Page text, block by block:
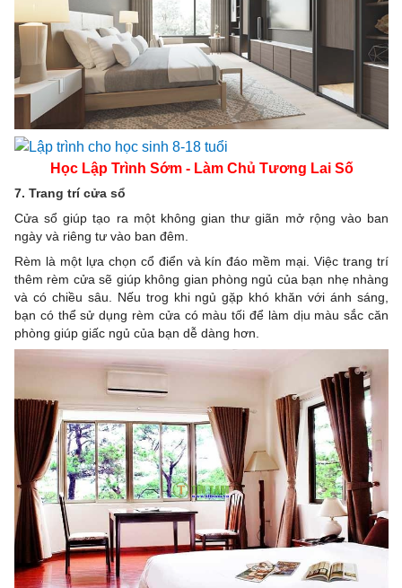
Học Lập Trình Sớm - Làm Chủ Tương Lai Số
7. Trang trí cửa sổ
Cửa sổ giúp tạo ra một không gian thư giãn mở rộng vào ban
ngày và riêng tư vào ban đêm.
Rèm là một lựa chọn cổ điển và kín đáo mềm mại. Việc trang trí
thêm rèm cửa sẽ giúp không gian phòng ngủ của bạn nhẹ nhàng
và có chiều sâu. Nếu trog khi ngủ gặp khó khăn với ánh sáng,
bạn có thể sử dụng rèm cửa có màu tối để làm dịu màu sắc căn
phòng giúp giấc ngủ của bạn dễ dàng hơn.